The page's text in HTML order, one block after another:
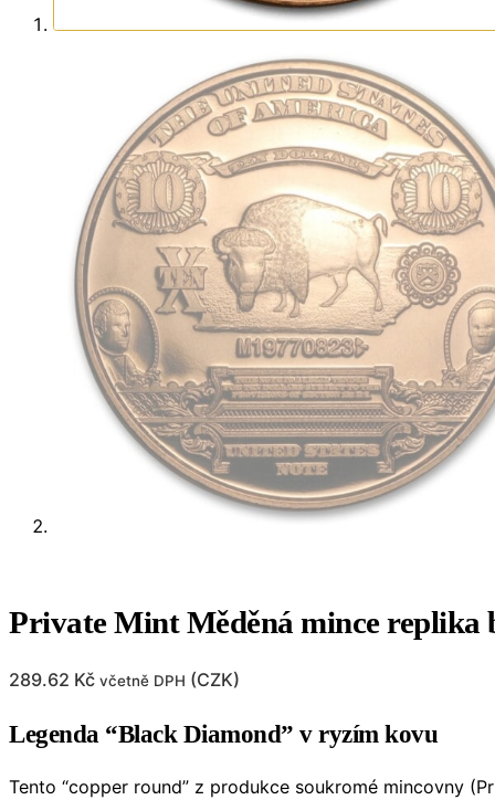
Private Mint Měděná mince replika
289.62 Kč včetně DPH (CZK)
Legenda “Black Diamond” v ryzím kovu
Tento “copper round” z produkce soukromé mincovny